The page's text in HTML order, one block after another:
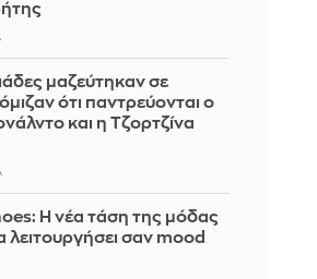
μαζεύτηκαν σε
ότι παντρεύονται ο
και η Τζορτζίνα
Η νέα τάση της μόδας
λειτουργήσει σαν mood